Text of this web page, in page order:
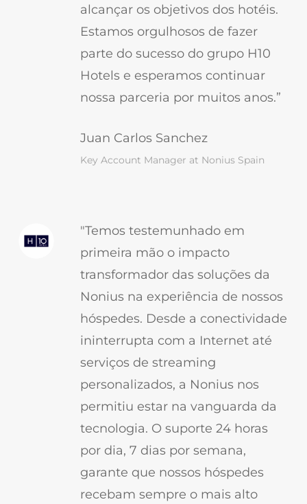
alcançar os objetivos dos hotéis.
Estamos orgulhosos de fazer
parte do sucesso do grupo H10
Hotels e esperamos continuar
nossa parceria por muitos anos.”
Juan Carlos Sanchez
Key Account Manager at Nonius Spain
"Temos testemunhado em
primeira mão o impacto
transformador das soluções da
Nonius na experiência de nossos
hóspedes. Desde a conectividade
ininterrupta com a Internet até
serviços de streaming
personalizados, a Nonius nos
permitiu estar na vanguarda da
tecnologia. O suporte 24 horas
por dia, 7 dias por semana,
garante que nossos hóspedes
recebam sempre o mais alto